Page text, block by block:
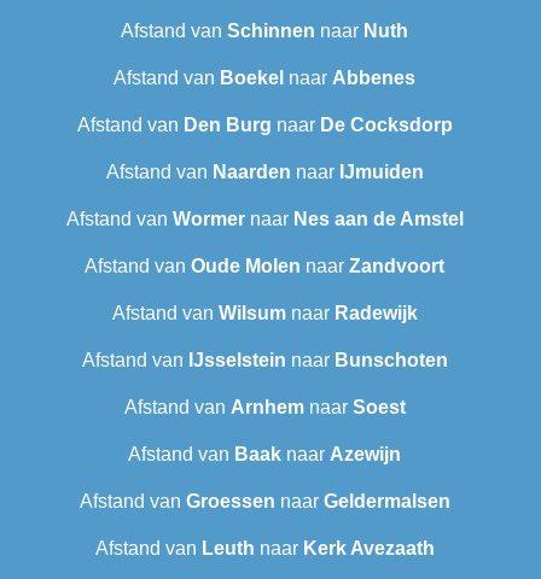
Afstand van Schinnen naar Nuth
Afstand van Boekel naar Abbenes
Afstand van Den Burg naar De Cocksdorp
Afstand van Naarden naar IJmuiden
Afstand van Wormernaar Nes aan de Amstel
Afstand van Oude Molen naar Zandvoort
Afstand van Wilsumnaar Radewijk
Afstand van IJsselstein naar Bunschoten
Afstand van Arnhemnaar Soest
Afstand van Baak naar Azewijn
Afstand van Groessen naar Geldermalsen
Afstand van Leuth naar Kerk Avezaath